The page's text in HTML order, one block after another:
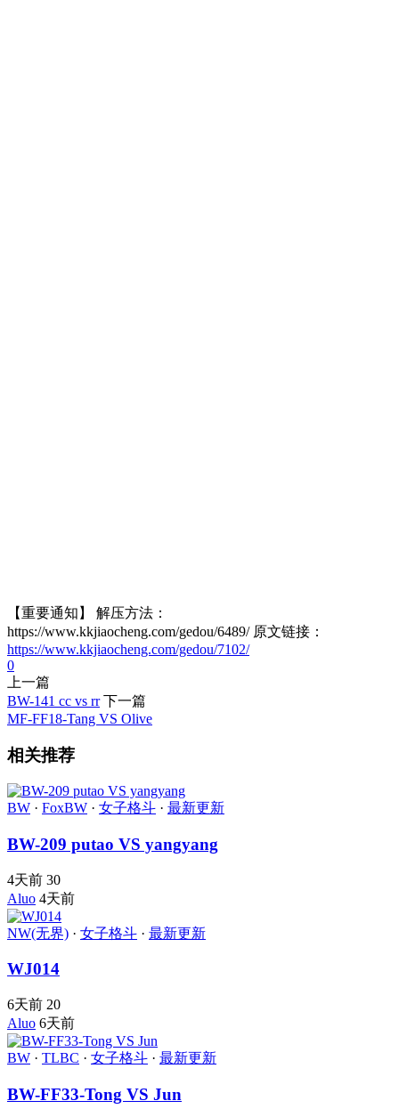
【重要通知】 解压方法：
https://www.kkjiaocheng.com/gedou/6489/ 原文链接：
https://www.kkjiaocheng.com/gedou/7102/
0
上一篇
BW-141 cc vs rr 下一篇
MF-FF18-Tang VS Olive
相关推荐
BW · FoxBW · 女子格斗 · 最新更新
BW-209 putao VS yangyang
4天前 30
Aluo 4天前
NW(无界) · 女子格斗 · 最新更新
WJ014
6天前 20
Aluo 6天前
BW · TLBC · 女子格斗 · 最新更新
BW-FF33-Tong VS Jun